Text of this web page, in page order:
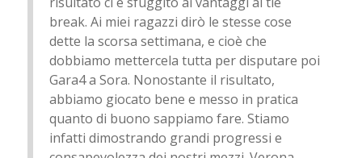
break. Ai miei ragazzi dirò le stesse cose
dette la scorsa settimana, e cioè che
dobbiamo mettercela tutta per disputare poi
Gara4 a Sora. Nonostante il risultato,
abbiamo giocato bene e messo in pratica
quanto di buono sappiamo fare. Stiamo
infatti dimostrando grandi progressi e